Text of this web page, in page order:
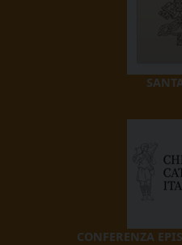
CONFERENZA